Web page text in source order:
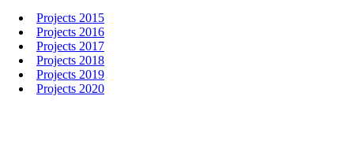
Projects 2015
Projects 2016
Projects 2017
Projects 2018
Projects 2019
Projects 2020